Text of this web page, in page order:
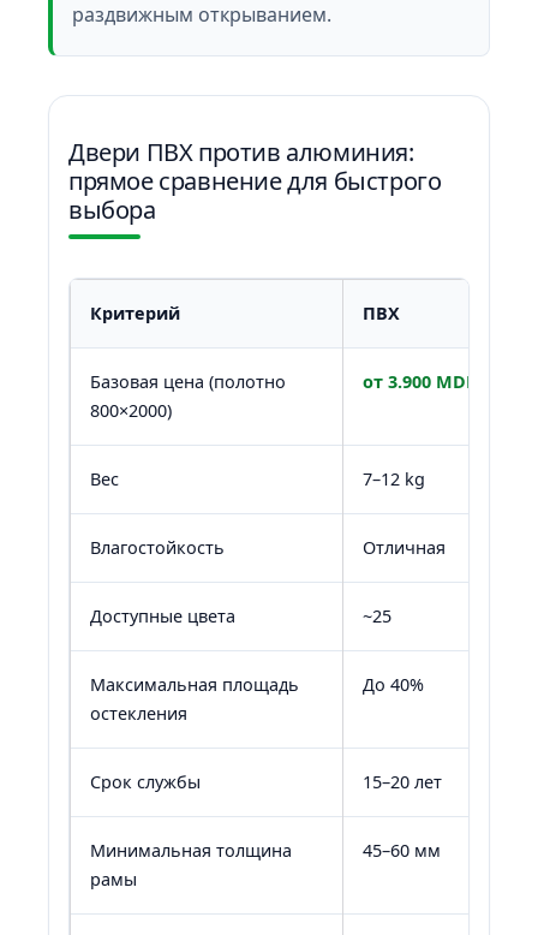
раздвижным открыванием.
Двери ПВХ против алюминия:
прямое сравнение для быстрого
выбора
Критерий ПВХ
Базовая цена (полотно
800×2000)
от 3.900 MDL
Вес 7–12 kg
Влагостойкость Отличная
Доступные цвета ~25
Максимальная площадь
остекления
До 40%
Срок службы 15–20 лет
Минимальная толщина
рамы
45–60 мм